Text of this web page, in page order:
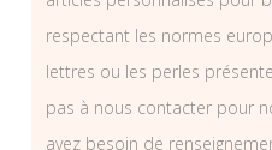
respectant les normes
lettres ou les perles
pas à nous contacter pour
avez besoin de